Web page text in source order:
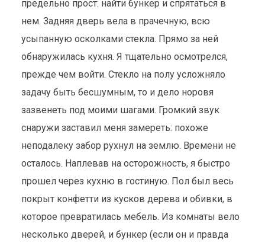
предельно прост: найти бункер и спрятаться в
нем. Задняя дверь вела в прачечную, всю
усыпанную осколками стекла. Прямо за ней
обнаружилась кухня. Я тщательно осмотрелся,
прежде чем войти. Стекло на полу усложняло
задачу быть бесшумным, то и дело норовя
зазвенеть под моими шагами. Громкий звук
снаружи заставил меня замереть: похоже
неподалеку забор рухнул на землю. Времени не
осталось. Наплевав на осторожность, я быстро
прошел через кухню в гостиную. Пол был весь
покрыт конфетти из кусков дерева и обивки, в
которое превратилась мебель. Из комнаты вело
несколько дверей, и бункер (если он и правда